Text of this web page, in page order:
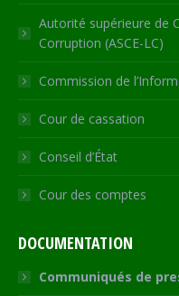
Autorité supérieure de
Corruption (ASCE-LC)
Commission de
Cour de cassation
Conseil d’État
Cour des comptes
DOCUMENTATION
Communiqués de